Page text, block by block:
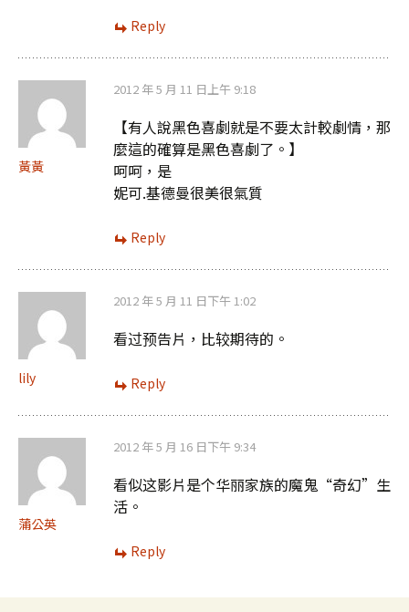
Reply
黃黃
2012 年 5 月 11 日上午 9:18
【有人說黑色喜劇就是不要太計較劇情，那
麼這的確算是黑色喜劇了。】
呵呵，是
妮可.基德曼很美很氣質
Reply
lily
2012 年 5 月 11 日下午 1:02
看过预告片，比较期待的。
Reply
蒲公英
2012 年 5 月 16 日下午 9:34
看似这影片是个华丽家族的魔鬼“奇幻”生
活。
Reply